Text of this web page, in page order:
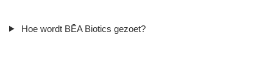
Hoe wordt BĒA Biotics gezoet?